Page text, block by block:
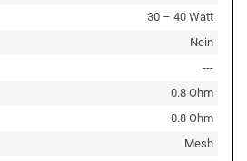
30 – 40 Watt
Nein
---
0.8 Ohm
0.8 Ohm
Mesh